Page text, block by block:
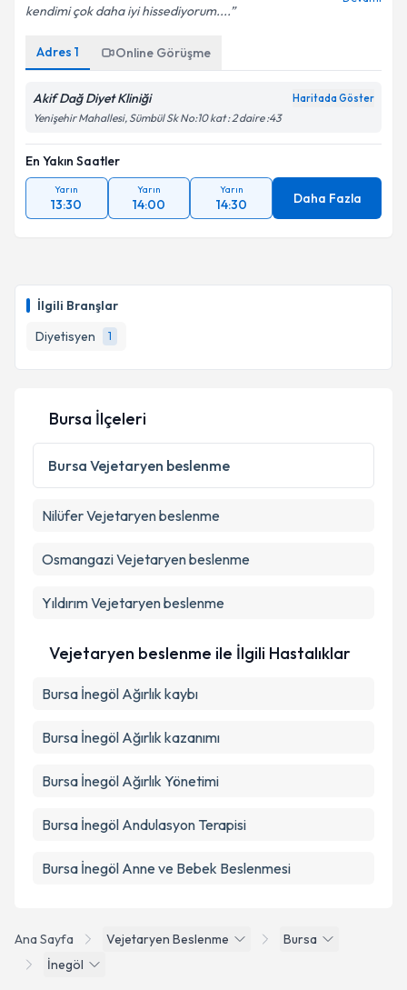
İlgili Branşlar
Diyetisyen
1
kendimi çok daha iyi hissediyorum....
Adres 1 Online Görüşme
Akif Dağ Diyet Kliniği Haritada Göster
Yenişehir Mahallesi, Sümbül Sk No:10 kat : 2 daire :43
En Yakın Saatler
Yarın
13:30
Yarın
14:00
Yarın
14:30 Daha Fazla
Ana Sayfa Vejetaryen Beslenme
Bursa
İnegöl
Bursa İlçeleri
Bursa Vejetaryen beslenme
NilüferVejetaryen beslenme
OsmangaziVejetaryen beslenme
YıldırımVejetaryen beslenme
Vejetaryen beslenme ile İlgili Hastalıklar
Bursa İnegöl Ağırlık kaybı
Bursa İnegöl Ağırlık kazanımı
Bursa İnegöl Ağırlık Yönetimi
Bursa İnegöl Andulasyon Terapisi
Bursa İnegöl Anne ve Bebek Beslenmesi